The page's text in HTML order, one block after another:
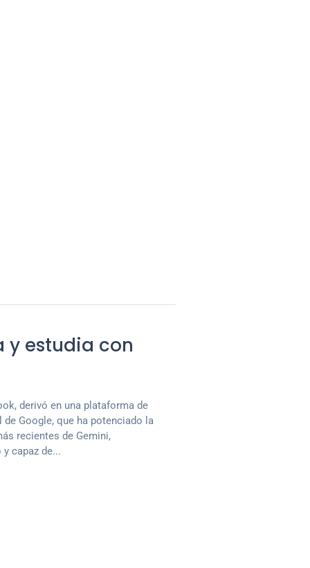
y estudia con
derivó en una plataforma de
Google, que ha potenciado la
recientes de Gemini,
capaz de...